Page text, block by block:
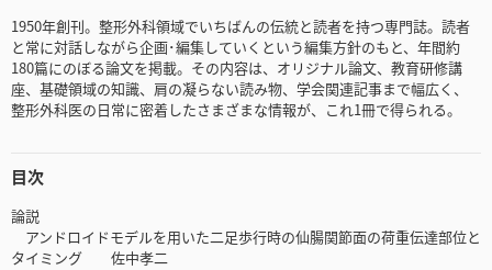
1950年創刊。整形外科領域でいちばんの伝統と読者を持つ専門誌。読者
と常に対話しながら企画･編集していくという編集方針のもと、年間約
180篇にのぼる論文を掲載。その内容は、オリジナル論文、教育研修講
座、基礎領域の知識、肩の凝らない読み物、学会関連記事まで幅広く、
整形外科医の日常に密着したさまざまな情報が、これ1冊で得られる。
目次
論説
アンドロイドモデルを用いた二足歩行時の仙腸関節面の荷重伝達部位と
タイミング 佐中孝二